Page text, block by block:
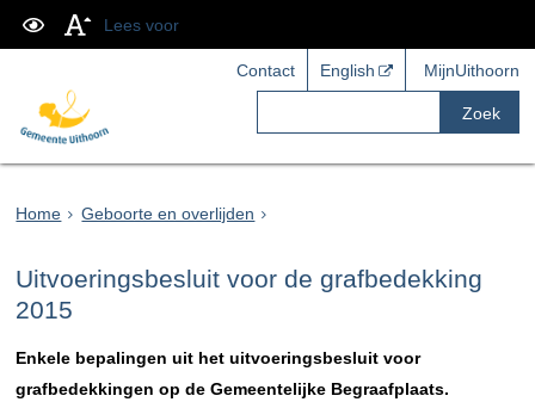
Lees voor
Contact English MijnUithoorn
Zoek
Home Geboorte en overlijden
Uitvoeringsbesluit voor de grafbedekking
2015
Enkele bepalingen uit het uitvoeringsbesluit voor
grafbedekkingen op de Gemeentelijke Begraafplaats.